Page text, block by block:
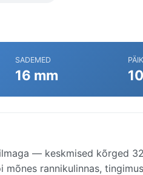
SADEMED
16 mm
— keskmised kõrged
rannikulinnas,